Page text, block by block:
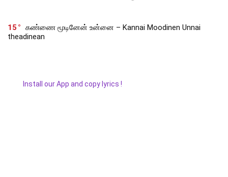
15
கண்ணை மூடினேன் உன்னை – Kannai Moodinen Unnai
theadinean
Install our App and copy lyrics !